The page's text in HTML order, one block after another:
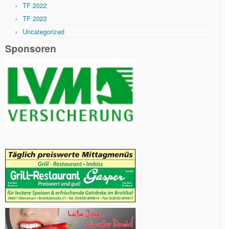
TF 2022
TF 2023
Uncategorized
Sponsoren